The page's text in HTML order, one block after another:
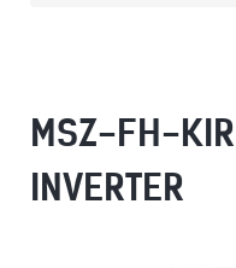
MSZ-FH-
INVERTER